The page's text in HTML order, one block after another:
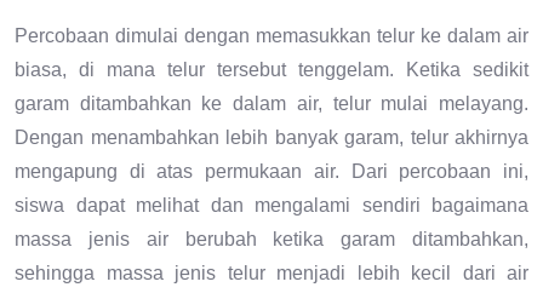
Percobaan dimulai dengan memasukkan telur ke dalam air
biasa, di mana telur tersebut tenggelam. Ketika sedikit
garam ditambahkan ke dalam air, telur mulai melayang.
Dengan menambahkan lebih banyak garam, telur akhirnya
mengapung di atas permukaan air. Dari percobaan ini,
siswa dapat melihat dan mengalami sendiri bagaimana
massa jenis air berubah ketika garam ditambahkan,
sehingga massa jenis telur menjadi lebih kecil dari air